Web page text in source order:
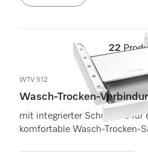
22
WTV 512
Wasch-Trocken-
mit integrierter Schublade für
komfortable Wasch-Trocken-